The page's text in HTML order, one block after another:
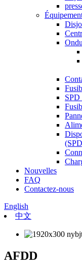
SPD
Nouvelles
FAQ
Contactez-nous
English
中文
AFDD